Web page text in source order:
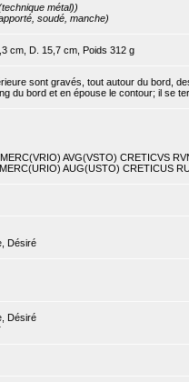
métal))
soudé, manche)
cm, D. 15,7 cm, Poids 312 g
sont gravés, tout autour du bord,
du bord et en épouse le contour; il se
AVG(VSTO) CRETICVS
AUG(USTO) CRETICUS
Désiré
Désiré